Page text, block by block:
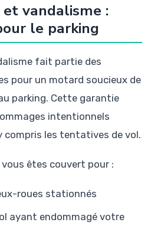
vandalisme :
le parking
fait partie des
pour un motard soucieux de
parking. Cette garantie
intentionnels
compris les tentatives de vol.
êtes couvert pour :
roues stationnés
ayant endommagé votre